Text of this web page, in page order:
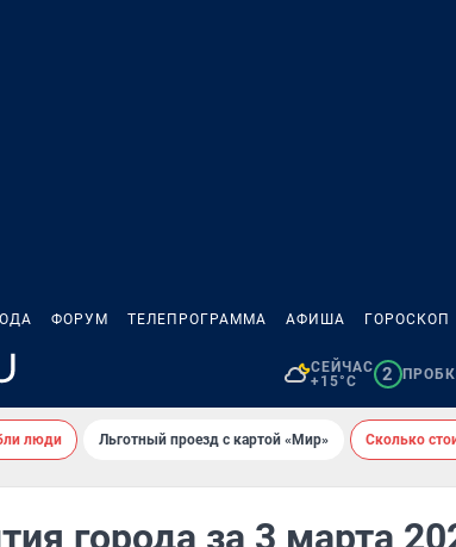
ФОРУМ ТЕЛЕПРОГРАММА АФИША ГОРОСКОП
СЕЙЧАС
+15°C
2
люди Льготный проезд с картой «Мир» Сколько
города за 3 марта